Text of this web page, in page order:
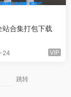
站合集打包下载
24 VIP
跳转